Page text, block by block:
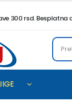
300 rsd. Besplatna